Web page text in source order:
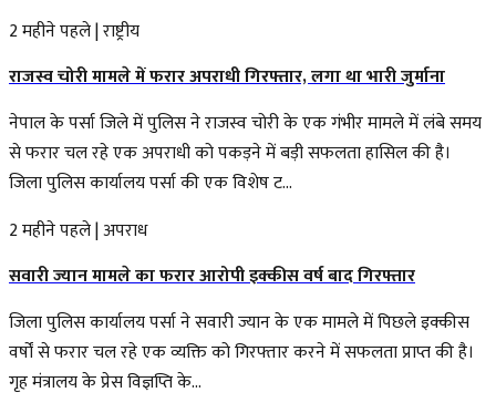
2 महीने पहले|राष्ट्रीय
राजस्व चोरी मामले में फरार अपराधी गिरफ्तार, लगा था भारी जुर्माना
नेपाल के पर्सा जिले में पुलिस ने राजस्व चोरी के एक गंभीर मामले में लंबे समय
से फरार चल रहे एक अपराधी को पकड़ने में बड़ी सफलता हासिल की है।
जिला पुलिस कार्यालय पर्सा की एक विशेष ट...
2 महीने पहले|अपराध
सवारी ज्यान मामले का फरार आरोपी इक्कीस वर्ष बाद गिरफ्तार
जिला पुलिस कार्यालय पर्सा ने सवारी ज्यान के एक मामले में पिछले इक्कीस
वर्षों से फरार चल रहे एक व्यक्ति को गिरफ्तार करने में सफलता प्राप्त की है।
गृह मंत्रालय के प्रेस विज्ञप्ति के...